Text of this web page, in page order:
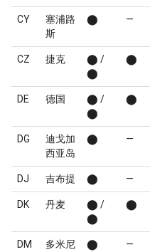
CY
塞浦路
斯
⬤ —
CZ 捷克
⬤ /
⬤
⬤
DE 德国
⬤ /
⬤
⬤
DG
迪戈加
西亚岛
⬤ —
DJ 吉布提 ⬤ —
DK 丹麦
⬤ /
⬤
⬤
DM
多米尼
⬤ —